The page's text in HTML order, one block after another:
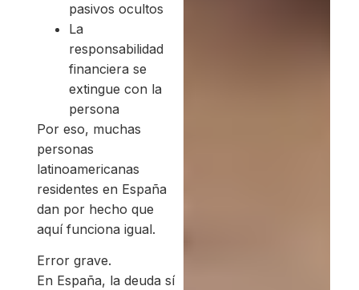
pasivos ocultos
La
responsabilidad
financiera se
extingue con la
persona
Por eso, muchas
personas
latinoamericanas
residentes en España
dan por hecho que
aquí funciona igual.
Error grave.
En España, la deuda sí